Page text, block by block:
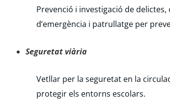
Prevenció i investigació de
d’emergència i patrullatge per
Seguretat viària
Vetllar per la seguretat en la
protegir els entorns escolars.